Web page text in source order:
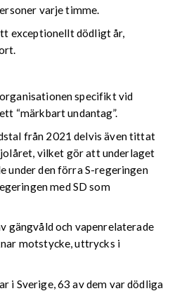
varje timme.
exceptionellt dödligt år,
specifikt vid
“märkbart undantag”.
från 2021 delvis även tittat
vilket gör att underlaget
under den förra S-regeringen
med SD som
gängvåld och vapenrelaterade
motstycke, uttrycks i
i Sverige, 63 av dem var dödliga